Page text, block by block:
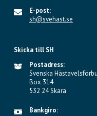
E-post:
sh@svehast.se
Skicka till SH
Postadress:
Svenska
Box 314
532 24 Skara
Bankgiro: